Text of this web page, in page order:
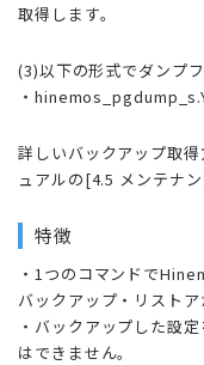
取得します。
(3)以下の形式でダンプ
・
詳しいバックアップ取
ュアルの[4.5 メンテナ
特徴
・1つのコマンドで
バックアップ・リストア
・バックアップした設
はできません。